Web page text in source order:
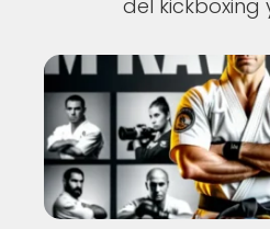
del kickboxing